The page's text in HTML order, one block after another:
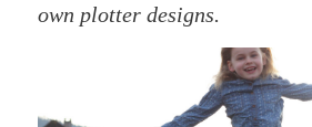
own plotter designs.